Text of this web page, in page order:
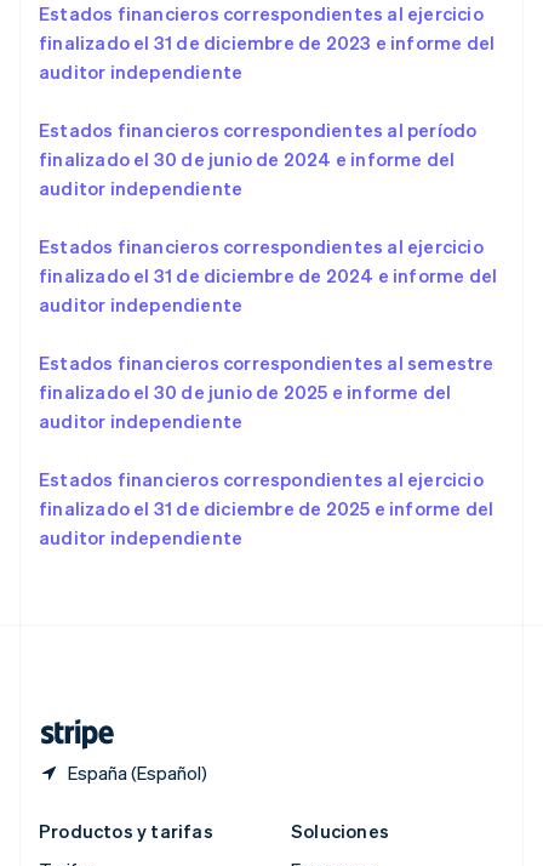
Estados financieros correspondientes al ejercicio
finalizado el 31 de diciembre de 2023 e informe del
auditor independiente
Estados financieros correspondientes al período
finalizado el 30 de junio de 2024 e informe del
auditor independiente
Estados financieros correspondientes al ejercicio
finalizado el 31 de diciembre de 2024 e informe del
auditor independiente
Estados financieros correspondientes al semestre
finalizado el 30 de junio de 2025 e informe del
auditor independiente
Estados financieros correspondientes al ejercicio
finalizado el 31 de diciembre de 2025 e informe del
auditor independiente
España (Español)
English
México
EspañolEnglish
English
English
Países Bajos
Polonia
English
Portugal
English 简体中文
Reino Unido
English
English
English
Singapur
Productos y tarifas
Soluciones